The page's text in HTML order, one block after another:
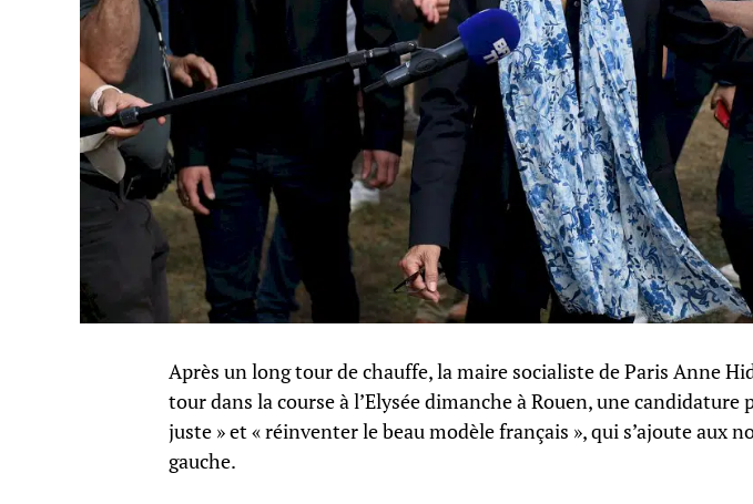
Après un long tour de chauffe, la maire socialiste de Paris Anne
tour dans la course à l’Elysée dimanche à Rouen, une candidature
juste » et « réinventer le beau modèle français », qui s’ajoute aux
gauche.